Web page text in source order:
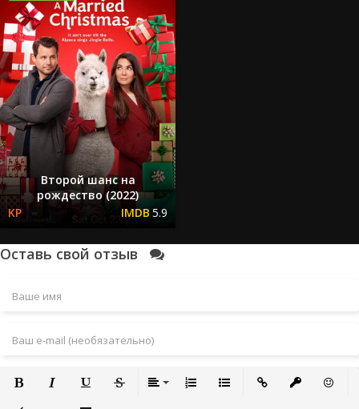
Второй шанс на
рождество (2022)
5.9
Оставь свой отзыв
Полужирный